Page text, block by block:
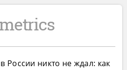
России никто не ждал: как